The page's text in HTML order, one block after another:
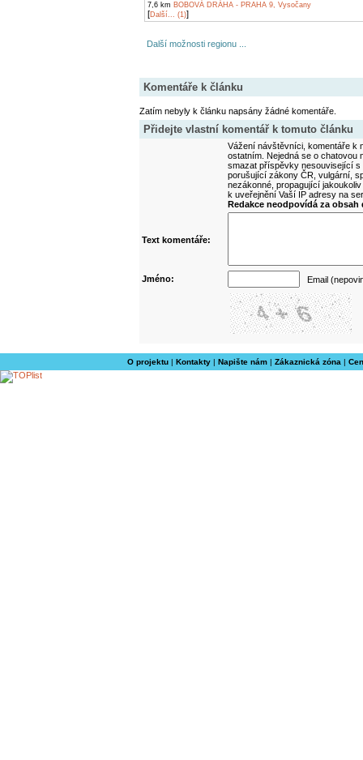
7,6 km BOBOVÁ DRÁHA - PRAHA 9, Vysočany
[Další... (1)]
Další možnosti regionu ...
Komentáře k článku
Zatím nebyly k článku napsány žádné komentáře.
Přidejte vlastní komentář k tomuto článku
Vážení návštěvníci, komentáře k
ostatním. Nejedná se o
smazat příspěvky nesouvisející
porušující zákony ČR, vulgární,
nezákonné, propagující
k uveřejnění Vaší IP adresy na
Redakce neodpovídá za
Text komentáře:
Jméno: Email
O projektu| Kontakty| Napište nám| Zákaznická zóna |